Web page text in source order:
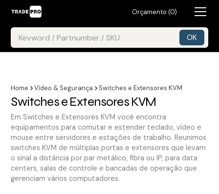
Orçamento (0)
Home Vídeo & Segurança Switches e Extensores KVM
Switches e Extensores KVM
Em Switches e Extensores KVM você encontra
equipamentos para comutar e estender teclado, vídeo e
mouse entre servidores e estações de trabalho. Reunimos
switches KVM de múltiplas portas e extensores que levam
o sinal a distância por par metálico, fibra ou IP, para data
centers, salas de controle e bancadas de operação que
gerenciam vários computadores.